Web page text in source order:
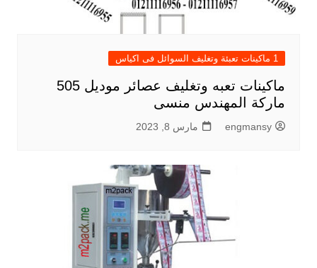
1 ماكينات تعبئة وتغليف السوائل فى اكياس
ماكينات تعبه وتغليف عصائر موديل 505
ماركة المهندس منسى
engmansy مارس 8, 2023